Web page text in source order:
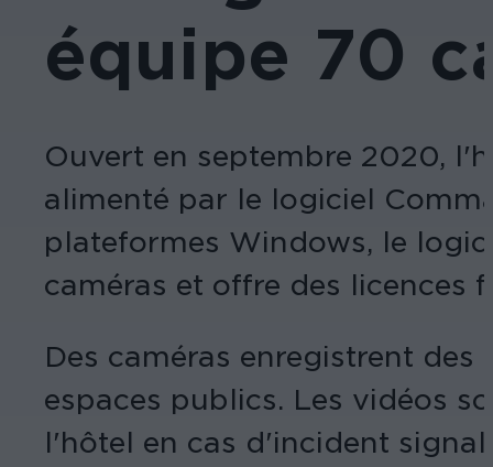
équipe 70
Ouvert en septembre 2020,
alimenté par le logiciel
plateformes Windows, le
caméras et offre des licences
Des caméras enregistrent
espaces publics. Les vidéos
l'hôtel en cas d'incident